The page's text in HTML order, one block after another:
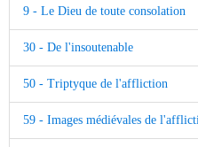
9 - Le Dieu de toute consolation
30 - De l'insoutenable
50 - Triptyque de l'affliction
59 - Images médiévales de